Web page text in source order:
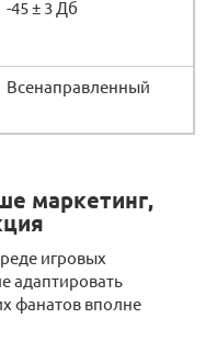
-45 ± 3 Дб
Всенаправленный
маркетинг,
игровых
адаптировать
фанатов вполне